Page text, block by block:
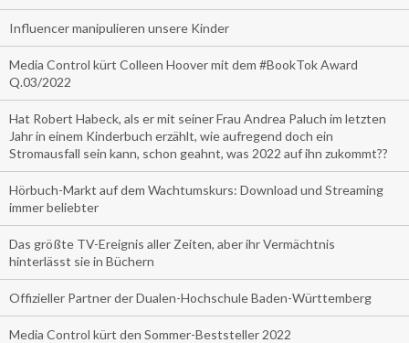
Influencer manipulieren unsere Kinder
Media Control kürt Colleen Hoover mit dem #BookTok Award
Q.03/2022
Hat Robert Habeck, als er mit seiner Frau Andrea Paluch im letzten
Jahr in einem Kinderbuch erzählt, wie aufregend doch ein
Stromausfall sein kann, schon geahnt, was 2022 auf ihn zukommt??
Hörbuch-Markt auf dem Wachtumskurs: Download und Streaming
immer beliebter
Das größte TV-Ereignis aller Zeiten, aber ihr Vermächtnis
hinterlässt sie in Büchern
Offizieller Partner der Dualen-Hochschule Baden-Württemberg
Media Control kürt den Sommer-Beststeller 2022